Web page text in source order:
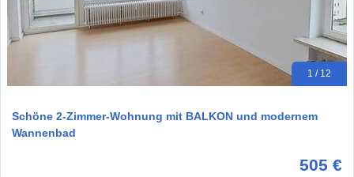
1 / 12
Schöne 2-Zimmer-Wohnung mit BALKON und modernem
Wannenbad
505 €